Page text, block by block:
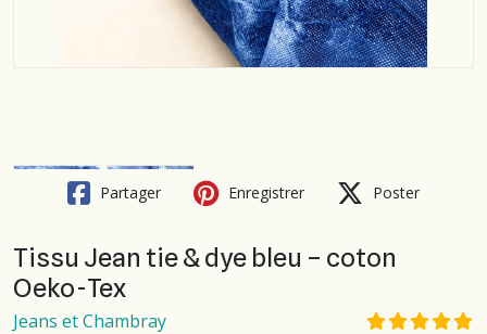
Partager Enregistrer Poster
Tissu Jean tie & dye bleu – coton
Oeko-Tex
Jeans et Chambray